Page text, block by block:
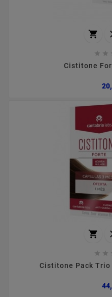

 
Cistitone

 
Cistitone Pack Trio